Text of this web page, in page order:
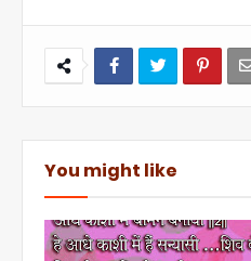
You might like